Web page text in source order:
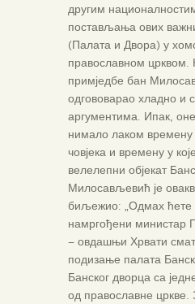
другим
постављања ових
(Палата и Двора) у
православном црквом.
примједбе бан
одгововарао хладно
аргументима. Ипак,
нимало лаком времену
човјека и времену у
велелепни објекат
Милосављевић је
биљежио: „Одмах ћете
намргођени министар
– овдашњи Хрвати
подизање палата
Банског дворца са
од православне